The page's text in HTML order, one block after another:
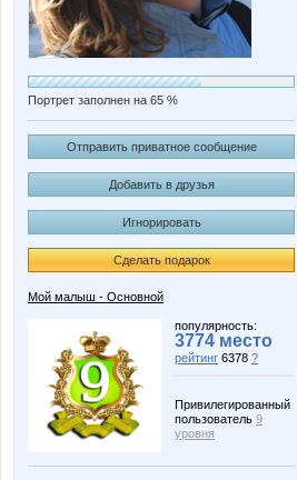
Портрет заполнен на 65 %
Отправить приватное сообщение
Добавить в друзья
Игнорировать
Сделать подарок
Мой малыш - Основной
популярность:
3774 место
рейтинг 6378 ?
Привилегированный
пользователь 9
уровня